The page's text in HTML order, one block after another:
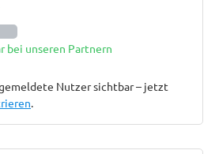
bei unseren Partnern
Nutzer sichtbar – jetzt
.